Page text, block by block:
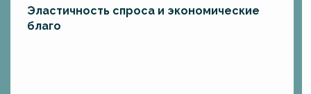
Эластичность спроса и экономические
благо